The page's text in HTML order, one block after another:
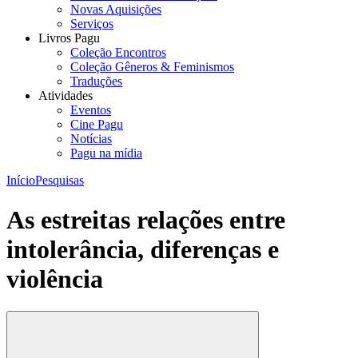
Novas Aquisições
Serviços
Livros Pagu
Coleção Encontros
Coleção Gêneros & Feminismos
Traduções
Atividades
Eventos
Cine Pagu
Notícias
Pagu na mídia
InícioPesquisas
As estreitas relações entre
intolerância, diferenças e
violência